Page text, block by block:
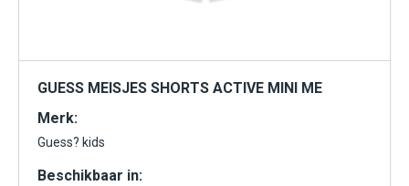
GUESS MEISJES SHORTS ACTIVE MINI ME
Merk:
Guess? kids
Beschikbaar in: